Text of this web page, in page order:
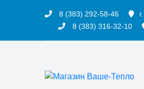
8 (383) 292-58-46
8 (383) 316-32-10